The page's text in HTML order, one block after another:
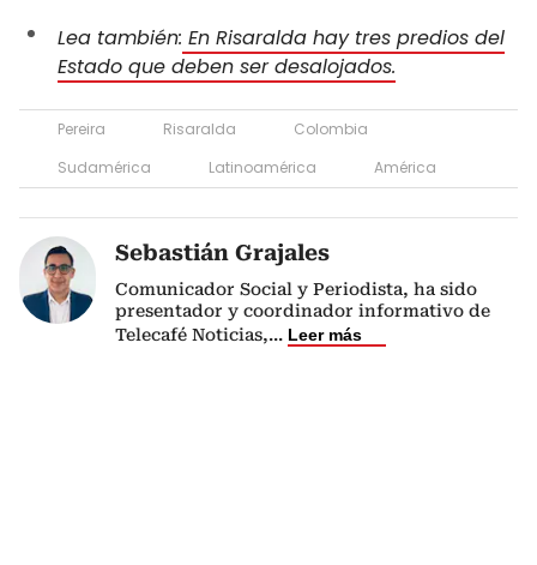
Lea también: En Risaralda hay tres predios del
Estado que deben ser desalojados.
Pereira Risaralda
Colombia
Sudamérica
Latinoamérica América
Sebastián Grajales
Comunicador Social y Periodista, ha sido
presentador y coordinador informativo de
Telecafé Noticias,... Leer más